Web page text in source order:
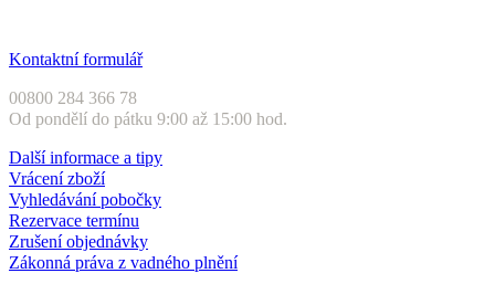
Kontaktní formulář
00800 284 366 78
Od pondělí do pátku 9:00 až 15:00 hod.
Další informace a tipy
Vrácení zboží
Vyhledávání pobočky
Rezervace termínu
Zrušení objednávky
Zákonná práva z vadného plnění